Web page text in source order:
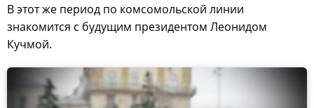
В этот же период по комсомольской линии
знакомится с будущим президентом Леонидом
Кучмой.